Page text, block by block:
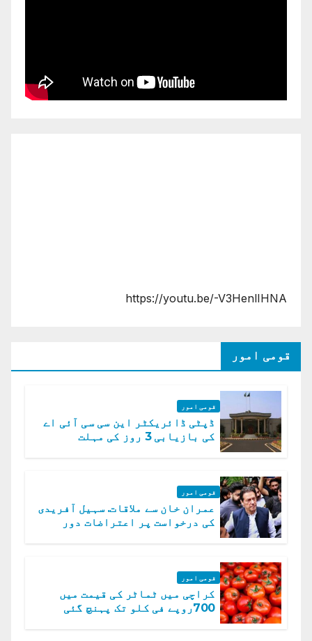
https://youtu.be/-V3HenlIHNA
قومی امور
قومی امور
ڈپٹی ڈائریکٹر این سی سی آئی اے
کی بازیابی 3 روز کی مہلت
قومی امور
عمران خان سے ملاقات. سہیل آفریدی
کی درخواست پر اعتراضات دور
قومی امور
کراچی میں ٹماٹر کی قیمت میں
700روپے فی کلو تک پہنچ گئی